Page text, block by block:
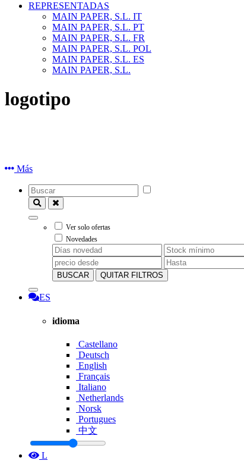
REPRESENTADAS
MAIN PAPER, S.L. IT
MAIN PAPER, S.L. PT
MAIN PAPER, S.L. FR
MAIN PAPER, S.L. POL
MAIN PAPER, S.L. ES
MAIN PAPER, S.L.
logotipo
Más
Ver solo ofertas
Novedades
BUSCAR QUITAR FILTROS
ES
idioma
Castellano
Deutsch
English
Français
Italiano
Netherlands
Norsk
Portugues
中文
L